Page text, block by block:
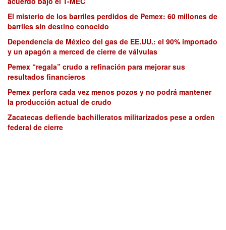
El misterio de los barriles perdidos de Pemex: 60 millones de
barriles sin destino conocido
Dependencia de México del gas de EE.UU.: el 90% importado
y un apagón a merced de cierre de válvulas
Pemex “regala” crudo a refinación para mejorar sus
resultados financieros
Pemex perfora cada vez menos pozos y no podrá mantener
la producción actual de crudo
Zacatecas defiende bachilleratos militarizados pese a orden
federal de cierre